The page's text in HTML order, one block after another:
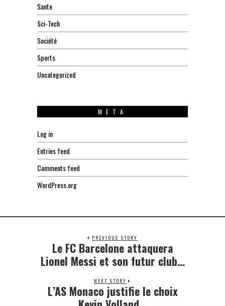
Sante
Sci-Tech
Société
Sports
Uncategorized
META
Log in
Entries feed
Comments feed
WordPress.org
PREVIOUS STORY
Previous
Le FC Barcelone attaquera
Lionel Messi et son futur club…
NEXT STORY
Next
post:
L’AS Monaco justifie le choix